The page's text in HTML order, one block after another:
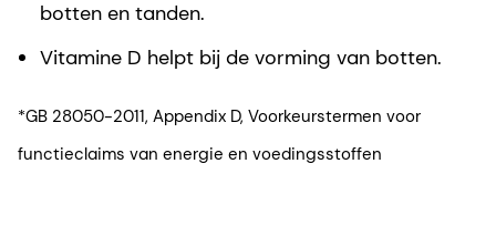
botten en tanden.
Vitamine D helpt bij de vorming van botten.
*GB 28050-2011, Appendix D, Voorkeurstermen voor
functieclaims van energie en voedingsstoffen